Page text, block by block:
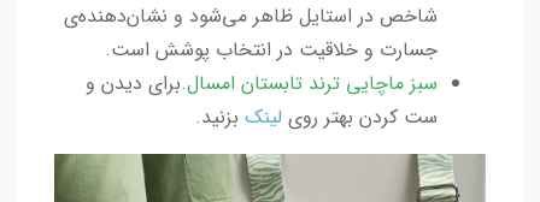
شاخص در استایل ظاهر می‌شود و نشان‌دهنده‌ی
جسارت و خلاقیت در انتخاب پوشش است.
سبز ماچایی ترند تابستان امسال.برای دیدن و
ست کردن بهتر روی لینک بزنید.